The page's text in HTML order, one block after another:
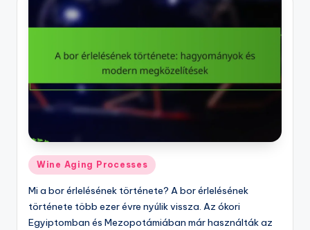
Posted
in
Wine Aging Processes
Mi a bor érlelésének története? A bor érlelésének
története több ezer évre nyúlik vissza. Az ókori
Egyiptomban és Mezopotámiában már használták az